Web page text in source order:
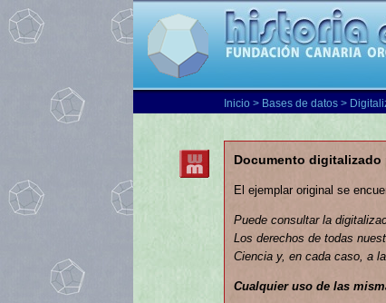
Inicio > Bases de datos >
Documento digitalizado
El ejemplar original se
Puede consultar la
Los derechos de todas
Ciencia y, en cada caso, a
Cualquier uso de las